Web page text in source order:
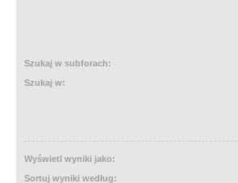
Szukaj w subforach:
Szukaj w:
Wyświetl wyniki jako:
Sortuj wyniki według: